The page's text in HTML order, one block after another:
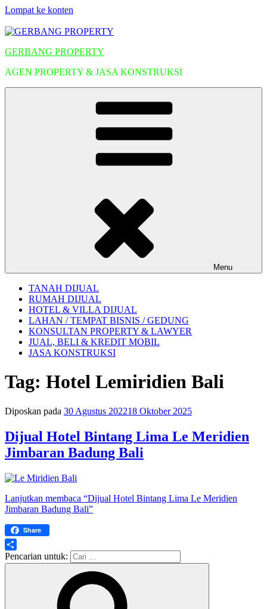
Lompat ke konten
GERBANG PROPERTY
AGEN PROPERTY & JASA KONSTRUKSI
Menu
TANAH DIJUAL
RUMAH DIJUAL
HOTEL & VILLA DIJUAL
LAHAN / TEMPAT BISNIS / GEDUNG
KONSULTAN PROPERTY & LAWYER
JUAL, BELI & KREDIT MOBIL
JASA KONSTRUKSI
Tag: Hotel Lemiridien Bali
Diposkan pada 30 Agustus 202218 Oktober 2025
Dijual Hotel Bintang Lima Le Meridien
Jimbaran Badung Bali
Lanjutkan membaca “Dijual Hotel Bintang Lima Le Meridien
Jimbaran Badung Bali”
Share
Share
Pencarian untuk: